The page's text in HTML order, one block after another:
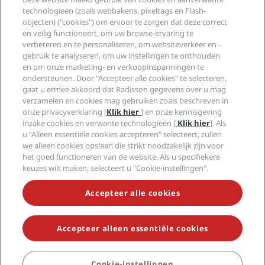
Radisson Hotels-app
Sports Approved-hotels
Gezinsvriendelijk hotels
Gezondheid en veiligheid
Media
Vacatures RHG
Vacatures PPHE
Vacatures EHL
The Club by RHG
Hotelontwikkeling
Duurzaam ondernemen
Inkoop
Privacycentrum
Juridische kennisgeving
Algemene voorwaarden voor Radisson Rewards
Gebruikersovereenkomst site
Digitale toegankelijkheid
Verklaring inzake moderne slavernij
Help
Waarschuwingen voor consumenten
Contactgegevens
Veelgestelde vragen
Sitemap
Social media
Radisson Hotels Brands
MIS NOOIT MEER ONZE POPULAIRSTE AANBIEDINGEN
© 2026 Radisson Hotel Group.Alle rechten voorbehouden. RHG
Radisson Hotel Group, Radisson, Radisson RED, Radisson Blu, Radisson
Collection, Radisson Individuals, Park Plaza, Park Inn, Country Inn &
Suites, Prize by Radisson, Radisson Rewards en Radisson Meetings zijn
technologieën (zoals webbakens, pixeltags en Flash-
objecten) ("cookies") om ervoor te zorgen dat deze correct
en veilig functioneert, om uw browse-ervaring te
verbeteren en te personaliseren, om websiteverkeer en -
gebruik te analyseren, om uw instellingen te onthouden
en om onze marketing- en verkoopinspanningen te
ondersteunen. Door "Accepteer alle cookies" te selecteren,
gaat u ermee akkoord dat Radisson gegevens over u mag
verzamelen en cookies mag gebruiken zoals beschreven in
onze privacyverklaring [Klik hier] en onze kennisgeving
inzake cookies en verwante technologieën [ Klik hier]. Als
u "Alleen essentiële cookies accepteren" selecteert, zullen
we alleen cookies opslaan die strikt noodzakelijk zijn voor
het goed functioneren van de website. Als u specifiekere
keuzes wilt maken, selecteert u "Cookie-instellingen".
Accepteer alle cookies
Accepteer alleen essentiële cookies